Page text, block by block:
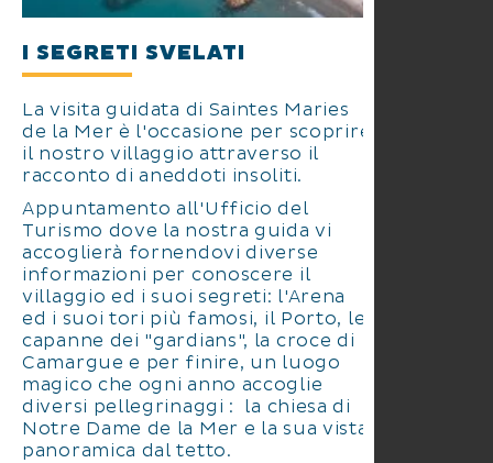
I SEGRETI SVELATI
La visita guidata di Saintes Maries
de la Mer è l'occasione per scoprire
il nostro villaggio attraverso il
racconto di aneddoti insoliti.
Appuntamento all'Ufficio del
Turismo dove la nostra guida vi
accoglierà fornendovi diverse
informazioni per conoscere il
villaggio ed i suoi segreti: l'Arena
ed i suoi tori più famosi, il Porto, le
capanne dei "gardians", la croce di
Camargue e per finire, un luogo
magico che ogni anno accoglie
diversi pellegrinaggi : la chiesa di
Notre Dame de la Mer e la sua vista
panoramica dal tetto.